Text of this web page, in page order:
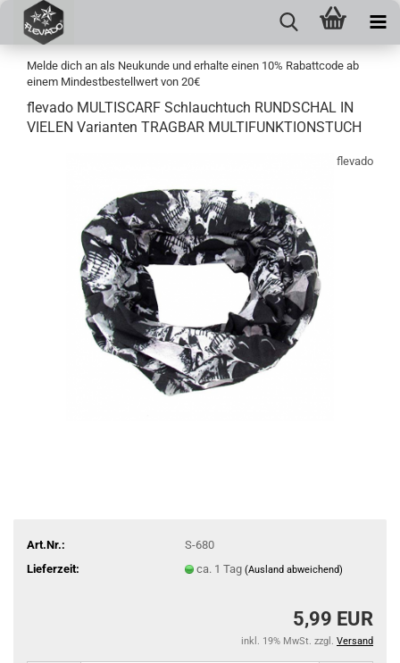
Melde dich an als Neukunde und erhalte einen 10% Rabattcode ab
einem Mindestbestellwert von 20€
flevado MULTISCARF Schlauchtuch RUNDSCHAL IN
VIELEN Varianten TRAGBAR MULTIFUNKTIONSTUCH
flevado
Art.Nr.:
S-680
Lieferzeit:
ca. 1 Tag (Ausland abweichend)
5,99 EUR
inkl. 19% MwSt. zzgl. Versand